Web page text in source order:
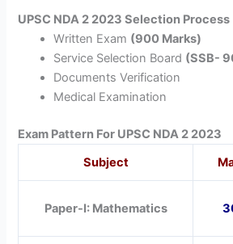
UPSC NDA 2 2023 Selection Process
Written Exam (900 Marks)
Service Selection Board (SSB-
Documents Verification
Medical Examination
Exam Pattern For UPSC NDA 2 2023
Subject
Paper-I: Mathematics